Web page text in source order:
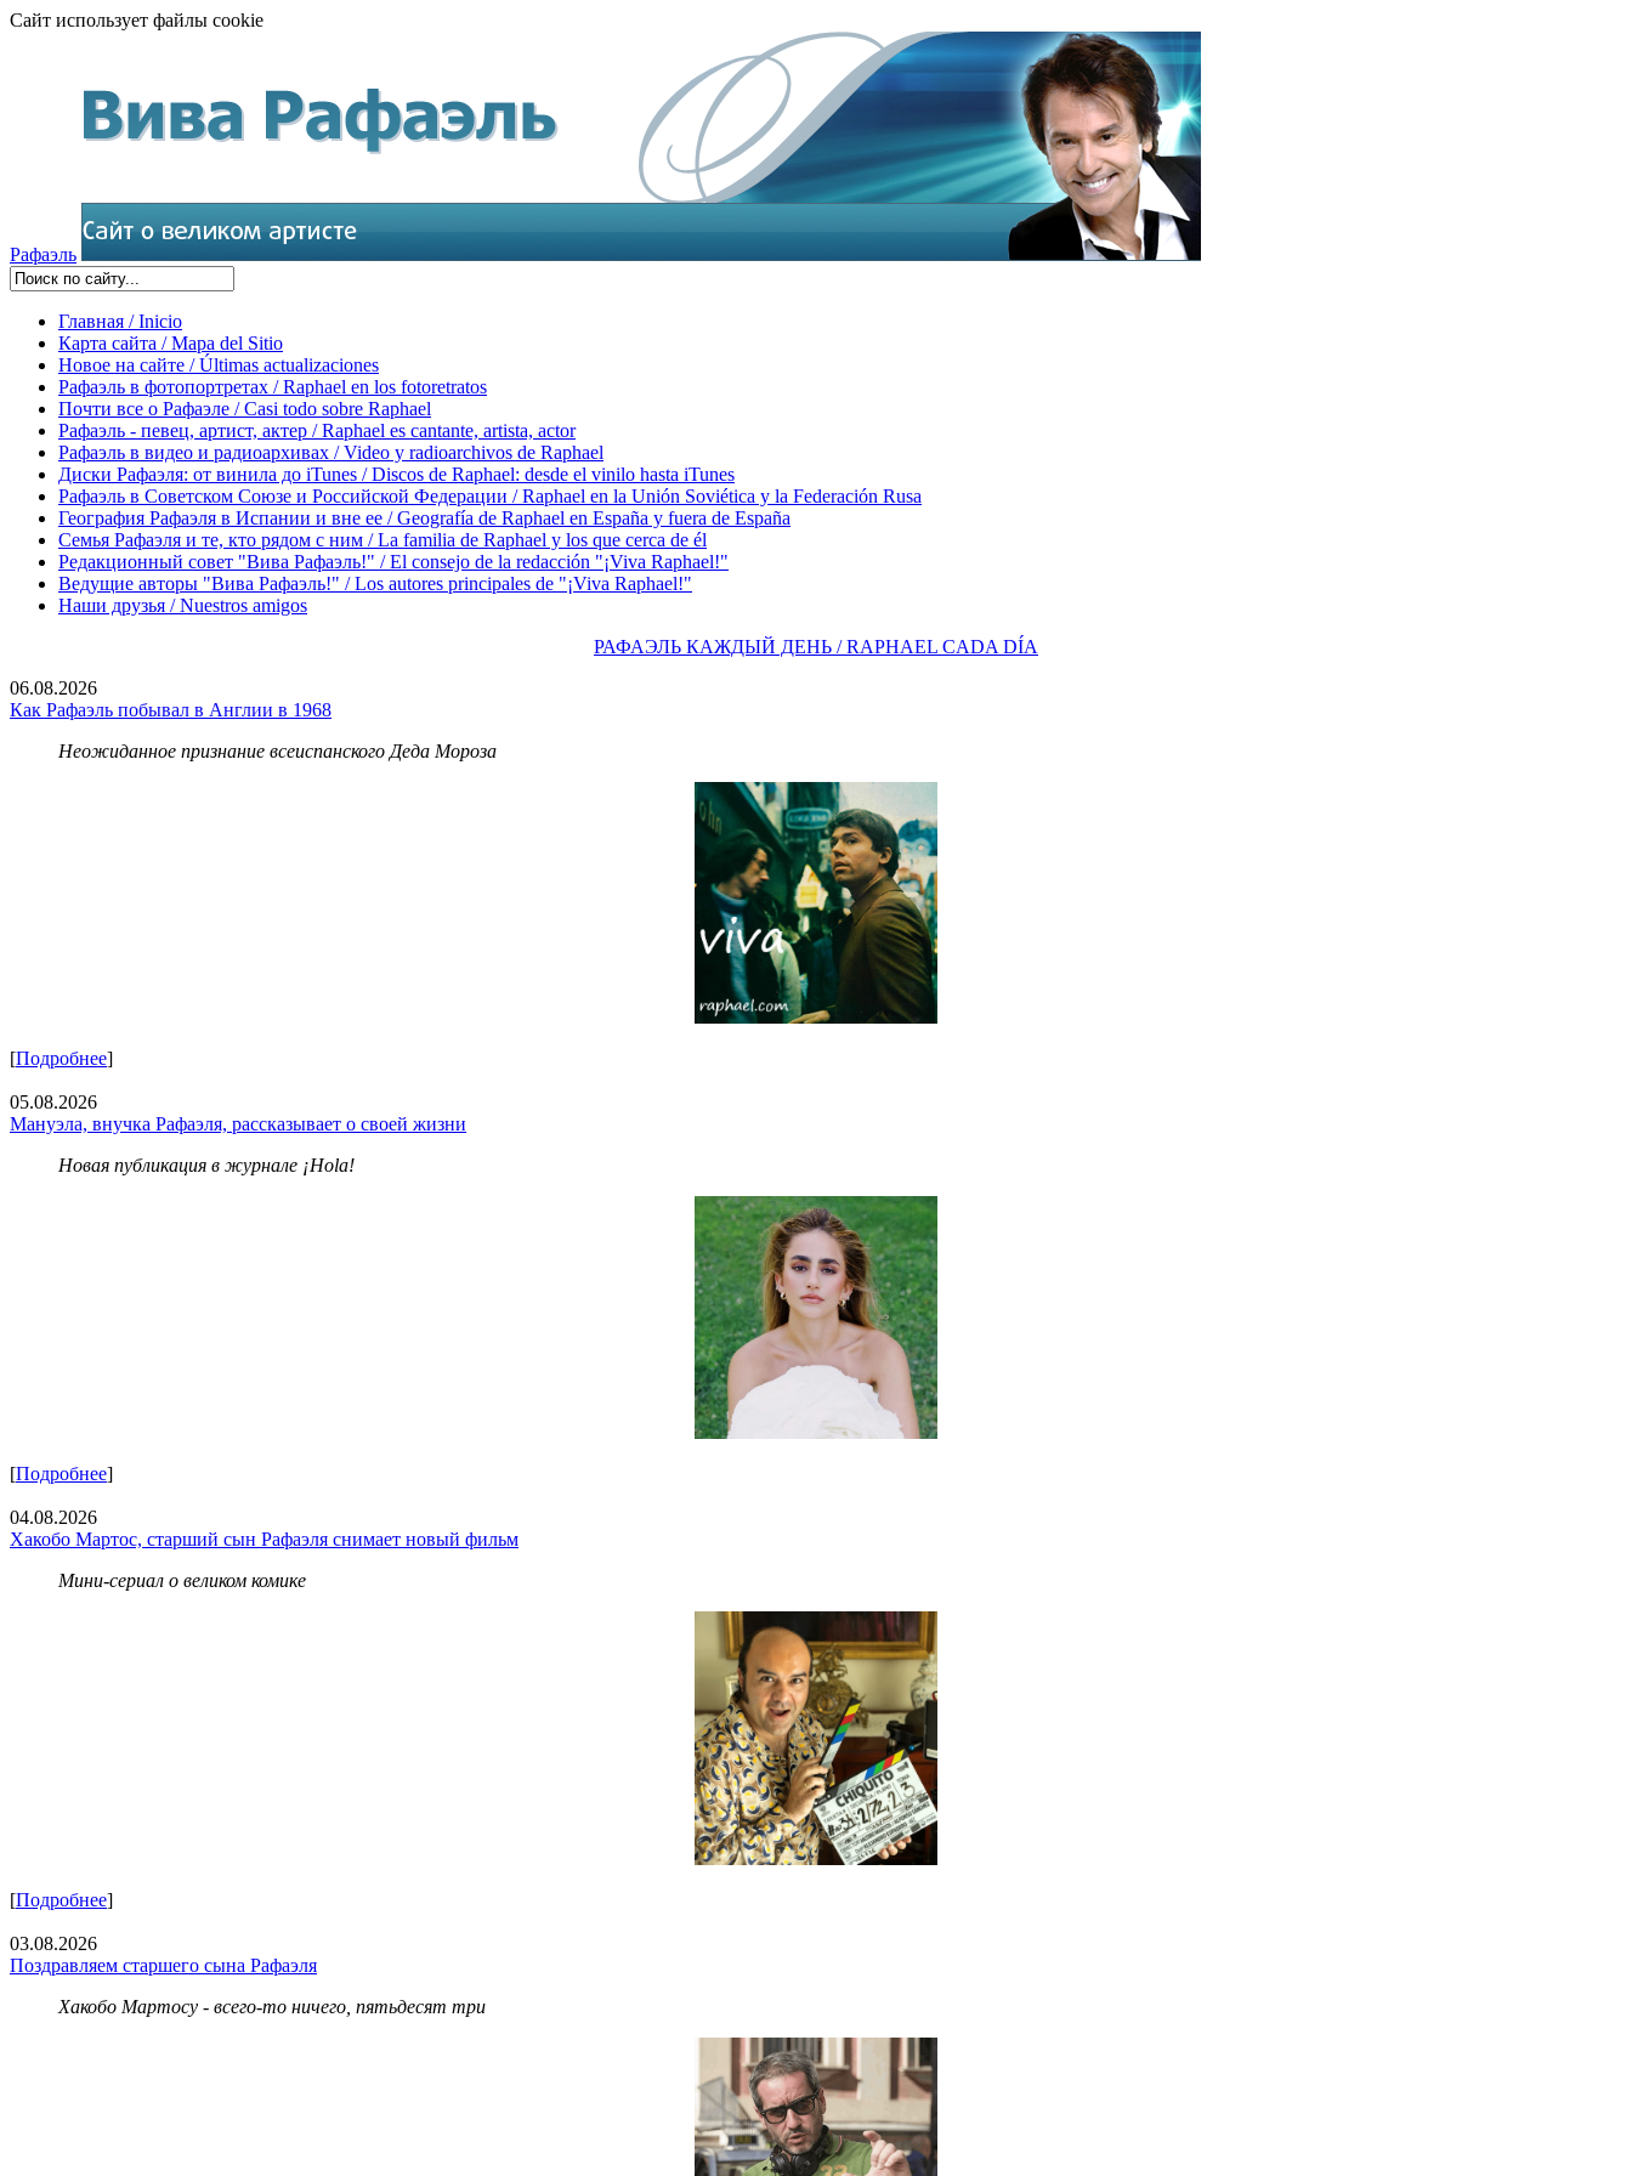
Сайт использует файлы cookie
Рафаэль
Главная / Inicio
Карта сайта / Mapa del Sitio
Новое на сайте / Últimas actualizaciones
Рафаэль в фотопортретах / Raphael en los fotoretratos
Почти все о Рафаэле / Casi todo sobre Raphael
Рафаэль - певец, артист, актер / Raphael es cantante, artista, actor
Рафаэль в видео и радиоархивах / Video y radioarchivos de Raphael
Диски Рафаэля: от винила до iTunes / Discos de Raphael: desde el vinilo hasta iTunes
Рафаэль в Советском Союзе и Российской Федерации / Raphael en la Unión Soviética y la Federación Rusa
География Рафаэля в Испании и вне ее / Geografía de Raphael en España y fuera de España
Семья Рафаэля и те, кто рядом с ним / La familia de Raphael y los que cerca de él
Редакционный совет "Вива Рафаэль!" / El consejo de la redacción "¡Viva Raphael!"
Ведущие авторы "Вива Рафаэль!" / Los autores principales de "¡Viva Raphael!"
Наши друзья / Nuestros amigos
РАФАЭЛЬ КАЖДЫЙ ДЕНЬ / RAPHAEL CADA DÍA
06.08.2026
Как Рафаэль побывал в Англии в 1968
Неожиданное признание всеиспанского Деда Мороза
[Подробнее]
05.08.2026
Мануэла, внучка Рафаэля, рассказывает о своей жизни
Новая публикация в журнале ¡Hola!
[Подробнее]
04.08.2026
Хакобо Мартос, старший сын Рафаэля снимает новый фильм
Мини-сериал о великом комике
[Подробнее]
03.08.2026
Поздравляем старшего сына Рафаэля
Хакобо Мартосу - всего-то ничего, пятьдесят три